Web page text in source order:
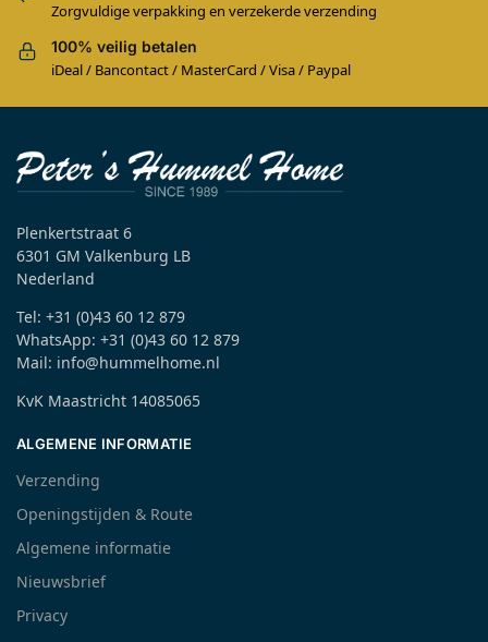
Zorgvuldige verpakking en verzekerde verzending
100% veilig betalen
iDeal / Bancontact / MasterCard / Visa / Paypal
Plenkertstraat 6
6301 GM Valkenburg LB
Nederland
Tel: +31 (0)43 60 12 879
WhatsApp: +31 (0)43 60 12 879
Mail: info@hummelhome.nl
KvK Maastricht 14085065
ALGEMENE INFORMATIE
Verzending
Openingstijden & Route
Algemene informatie
Nieuwsbrief
Privacy